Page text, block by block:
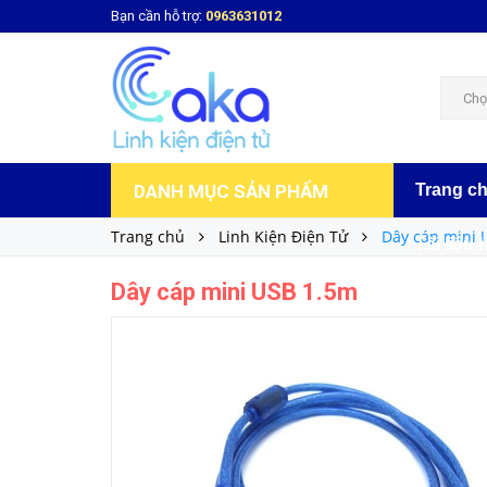
Bạn cần hỗ trợ: 0963631012
DANH MỤC SẢN PHẨM Trang
Tài liệu
Trang chủ Linh Kiện Điện Tử Dây cáp mini
Dây cáp mini USB 1.5m
Dây cáp mini USB 1.5m